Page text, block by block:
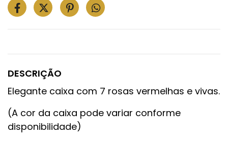
DESCRIÇÃO
Elegante caixa com 7 rosas vermelhas e vivas.
(A cor da caixa pode variar conforme
disponibilidade)